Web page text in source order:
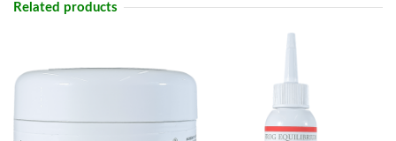
Related products